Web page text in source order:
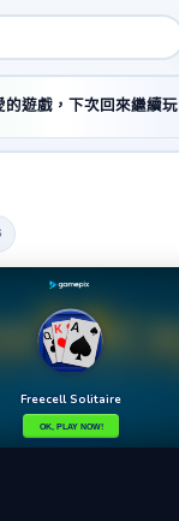
遊戲，下次回來繼續玩